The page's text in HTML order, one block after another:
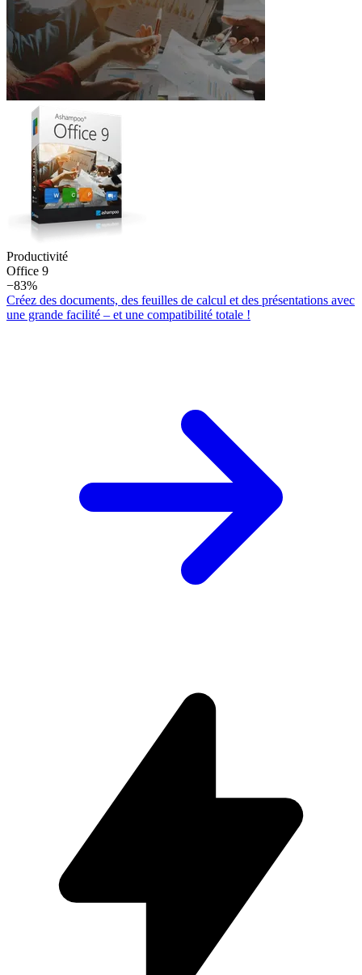
Productivité
Office 9
−83%
Créez des documents, des feuilles de calcul et des présentations avec
une grande facilité – et une compatibilité totale !